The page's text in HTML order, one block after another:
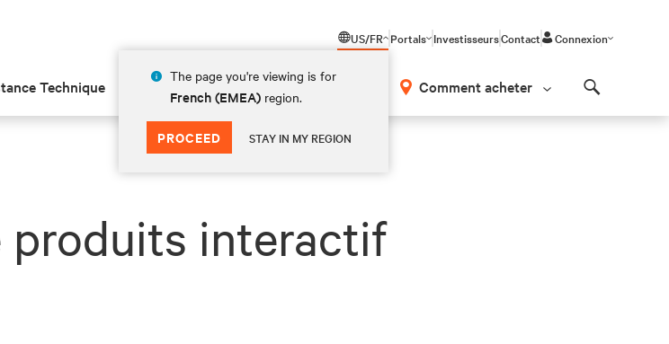
US/FR
The page you're viewing is for
French (EMEA) region.
PROCEED STAY IN MY REGION
Portals InvestisseursContact Connexion
Technique Insights À propos Comment acheter
produits interactif